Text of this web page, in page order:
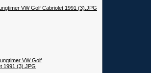
VW Golf
1991 (3).JPG